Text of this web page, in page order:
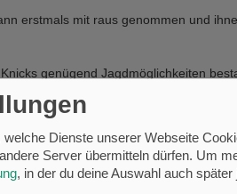
erstmals mit raus genommen und
genügend Jagdmöglichkeiten
und Gehen.
Nest zurück gekehrt.
da wird es kaum Chancen geben, zu
fehlte) auf der alten Wasserleitung:
Dienste unserer Webseite
Server übermitteln dürfen. Um
, in der du deine Auswahl auch später